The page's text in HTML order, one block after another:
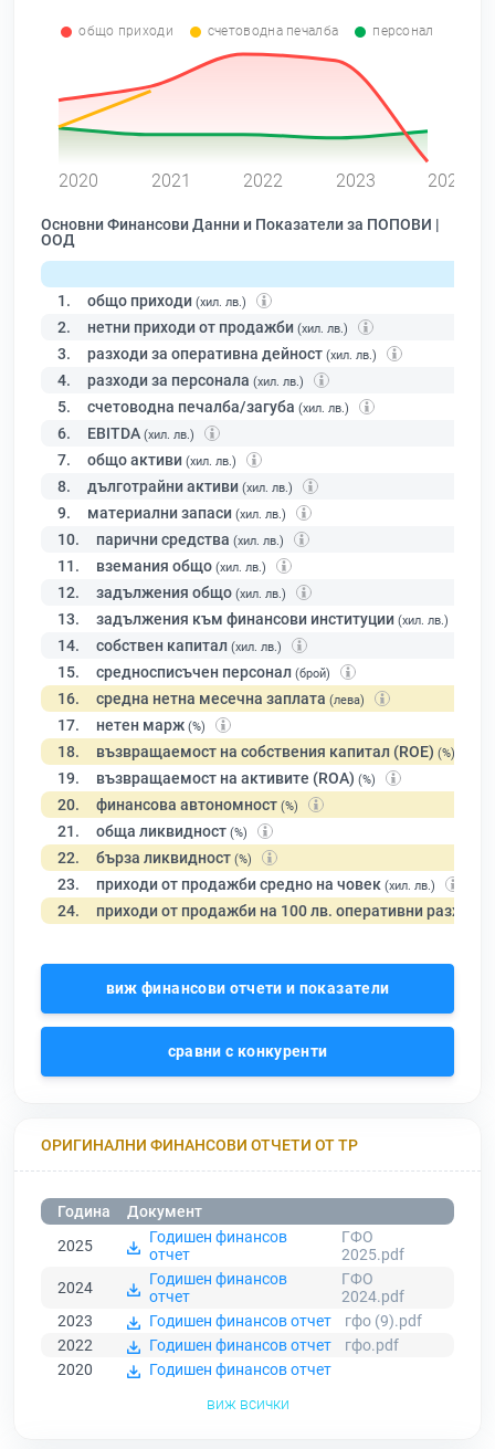
общо приходи счетоводна печалба персонал
2020 2021 2022 2023 2024
Основни Финансови Данни и Показатели за ПОПОВИ |
ООД
1. общо приходи (хил. лв.)
2. нетни приходи от продажби (хил. лв.)
3. разходи за оперативна дейност (хил. лв.)
4. разходи за персонала (хил. лв.)
5. счетоводна печалба/загуба (хил. лв.)
6. EBITDA (хил. лв.)
7. общо активи (хил. лв.)
8. дълготрайни активи (хил. лв.)
9. материални запаси (хил. лв.)
10. парични средства (хил. лв.)
11. вземания общо (хил. лв.)
12. задължения общо (хил. лв.)
13. задължения към финансови институции (хил. лв.)
14. собствен капитал (хил. лв.)
15. средносписъчен персонал (брой)
16. средна нетна месечна заплата (лева)
17. нетен марж (%)
18. възвращаемост на собствения капитал (ROE) (%)
19. възвращаемост на активите (ROA) (%)
20. финансова автономност (%)
21. обща ликвидност (%)
22. бърза ликвидност (%)
23. приходи от продажби средно на човек (хил. лв.)
24. приходи от продажби на 100 лв. оперативни разходи
виж финансови отчети и показатели
сравни с конкуренти
ОРИГИНАЛНИ ФИНАНСОВИ ОТЧЕТИ ОТ ТР
Година
Документ
2025
Годишен финансов
отчет
ГФО
2025.pdf
2024
Годишен финансов
отчет
ГФО
2024.pdf
2023
Годишен финансов отчет
гфо (9).pdf
2022
Годишен финансов отчет
гфо.pdf
2020
Годишен финансов отчет
виж всички